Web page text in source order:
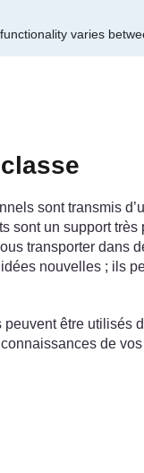
varies
sont transmis
un support
transporter
nouvelles ; ils
être
de